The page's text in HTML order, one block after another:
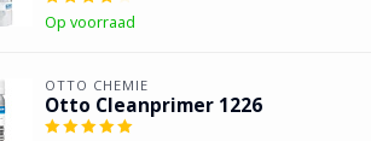
Op voorraad
OTTO CHEMIE
Otto Cleanprimer 1226